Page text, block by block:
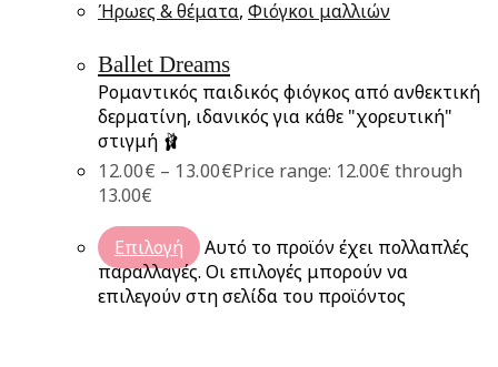
Ήρωες & θέματα, Φιόγκοι μαλλιών
Ballet Dreams
Ρομαντικός παιδικός φιόγκος από ανθεκτική
δερματίνη, ιδανικός για κάθε "χορευτική"
στιγμή 🩰
12.00€ – 13.00€Price range: 12.00€ through
13.00€
Επιλογή
Αυτό το προϊόν έχει πολλαπλές
παραλλαγές. Οι επιλογές μπορούν να
επιλεγούν στη σελίδα του προϊόντος